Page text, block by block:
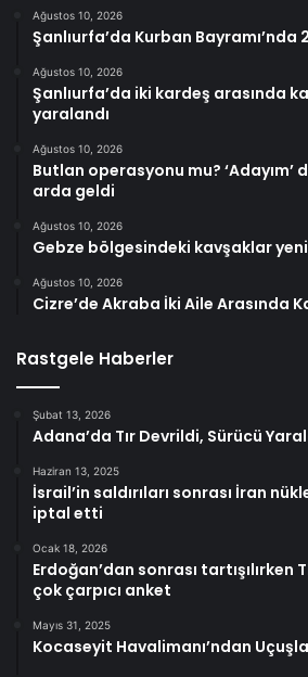
Ağustos 10, 2026
Şanlıurfa’da Kurban Bayramı’nda
Ağustos 10, 2026
Şanlıurfa’da iki kardeş arasında
yaralandı
Ağustos 10, 2026
Butlan operasyonu mu?
arda geldi
Ağustos 10, 2026
Gebze bölgesindeki kavşaklar
Ağustos 10, 2026
Cizre’de Akraba İki Aile Arasında
Rastgele Haberler
Şubat 13, 2026
Adana’da Tır Devrildi, Sürücü
Haziran 13, 2025
İsrail’in saldırıları sonrası İran
iptal etti
Ocak 18, 2026
Erdoğan’dan sonrası tartışılırken
çok çarpıcı anket
Mayıs 31, 2025
Kocaseyit Havalimanı’ndan